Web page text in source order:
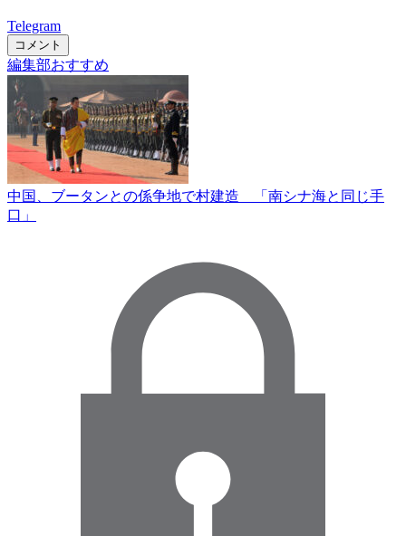
Telegram
コメント
編集部おすすめ
中国、ブータンとの係争地で村建造 「南シナ海と同じ手
口」